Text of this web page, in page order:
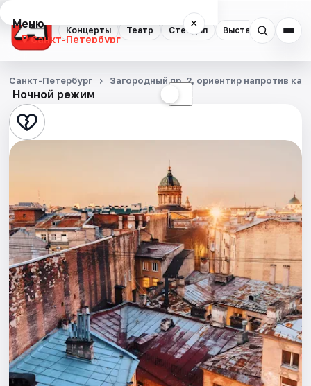
Концерты Театр Стендап Выставки
Меню ×
Санкт-Петербург
Концерты
Театр
Стендап
Квесты
Экскурсии
Спорт
События
Города
Площадки
Ночной режим ☾
Санкт-Петербург Загородный пр. 2, ориентир напротив